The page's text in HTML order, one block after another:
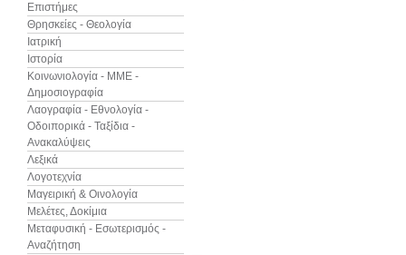
Επιστήμες
Θρησκείες - Θεολογία
Ιατρική
Ιστορία
Κοινωνιολογία - ΜΜΕ -
Δημοσιογραφία
Λαογραφία - Εθνολογία -
Οδοιπορικά - Ταξίδια -
Ανακαλύψεις
Λεξικά
Λογοτεχνία
Μαγειρική & Οινολογία
Μελέτες, Δοκίμια
Μεταφυσική - Εσωτερισμός -
Αναζήτηση